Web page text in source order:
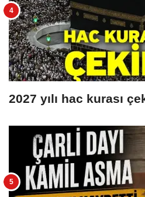
2027 yılı hac kurası